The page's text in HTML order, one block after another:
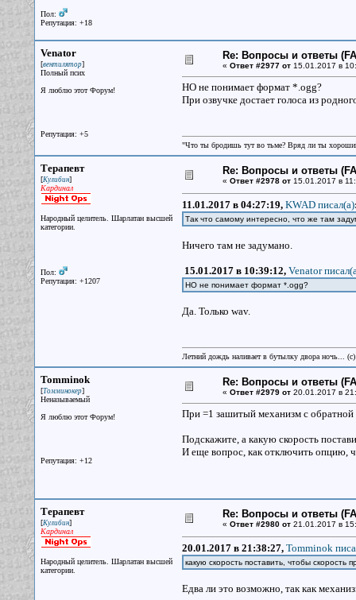
Пол:
Репутация: +18
Venator
[вентилятор]
Полный псих
Я люблю этот Форум!
Репутация: +5
Re: Вопросы и ответы
« Ответ #2977 от15.01.2017 в
НО не понимает формат *.ogg?
При озвучке достает голоса из
"Что ты бродишь тут во тьме? Вряд ли ты
Терапевт
[Кулибин]
Кардинал
Народный целитель. Шарлатан высшей
категории.
Пол:
Репутация: +1207
Re: Вопросы и ответы
« Ответ #2978 от15.01.2017 в
11.01.2017 в 04:27:19, KWAD писал(a)
Так что самому интересно, что же там
Ничего там не задумано.
15.01.2017 в 10:39:12, Venator
НО не понимает формат *.ogg?
Да. Только wav.
Летний дождь наливает в бутылку двора ночь...
Tomminok
[Томминокер]
Неназываемый
Я люблю этот Форум!
Репутация: +12
Re: Вопросы и ответы
« Ответ #2979 от20.01.2017 в
При =1 зашитый механизм с обратной
Подскажите, а какую скорость
И еще вопрос, как отключить опцию,
Терапевт
[Кулибин]
Кардинал
Народный целитель. Шарлатан высшей
категории.
Re: Вопросы и ответы
« Ответ #2980 от21.01.2017 в
20.01.2017 в 21:38:27, Tomminok
какую скорость поставить, чтобы скорость
Едва ли это возможно, так как